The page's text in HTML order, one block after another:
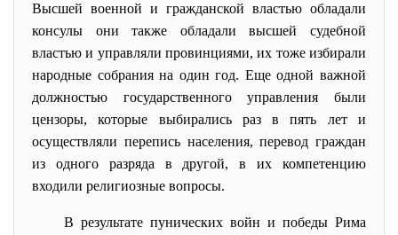
Высшей военной и гражданской властью обладали
консулы они также обладали высшей судебной
властью и управляли провинциями, их тоже избирали
народные собрания на один год. Еще одной важной
должностью государственного управления были
цензоры, которые выбирались раз в пять лет и
осуществляли перепись населения, перевод граждан
из одного разряда в другой, в их компетенцию
входили религиозные вопросы.
В результате пунических войн и победы Рима